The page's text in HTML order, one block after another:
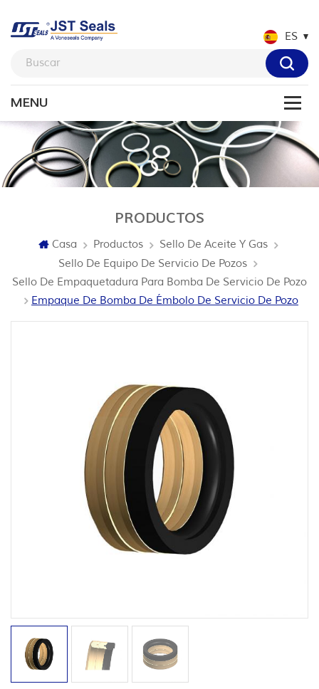
ES
PRODUCTOS
Casa Productos
Sello De Aceite Y Gas
Sello De Equipo De Servicio De Pozos
Sello De Empaquetadura Para Bomba De Servicio De Pozo
Empaque De Bomba De Émbolo De Servicio De Pozo